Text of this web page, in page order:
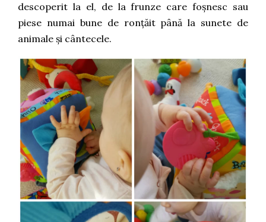
descoperit la el, de la frunze care foșnesc sau
piese numai bune de ronțăit până la sunete de
animale și cântecele.